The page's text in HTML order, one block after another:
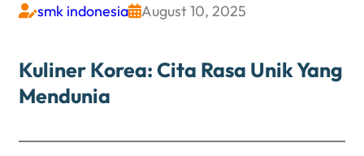
smk indonesiaAugust 10, 2025
Kuliner Korea: Cita Rasa Unik Yang
Mendunia